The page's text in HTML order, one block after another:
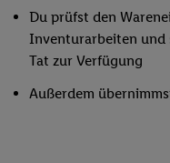
Du prüfst den
Inventurarbeiten und
Tat zur Verfügung
Außerdem